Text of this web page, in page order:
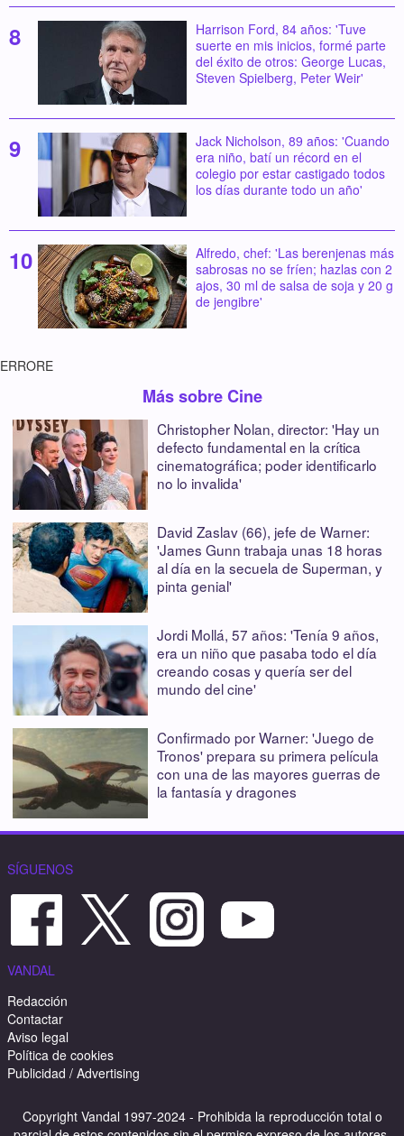
Harrison Ford, 84 años: 'Tuve
suerte en mis inicios, formé parte
del éxito de otros: George Lucas,
Steven Spielberg, Peter Weir'
Jack Nicholson, 89 años: 'Cuando
era niño, batí un récord en el
colegio por estar castigado todos
los días durante todo un año'
Alfredo, chef: 'Las berenjenas más
sabrosas no se fríen; hazlas con 2
ajos, 30 ml de salsa de soja y 20 g
de jengibre'
ERRORE
Más sobre Cine
Christopher Nolan, director: 'Hay un
defecto fundamental en la crítica
cinematográfica; poder identificarlo
no lo invalida'
David Zaslav (66), jefe de Warner:
'James Gunn trabaja unas 18 horas
al día en la secuela de Superman, y
pinta genial'
Jordi Mollá, 57 años: 'Tenía 9 años,
era un niño que pasaba todo el día
creando cosas y quería ser del
mundo del cine'
Confirmado por Warner: 'Juego de
Tronos' prepara su primera película
con una de las mayores guerras de
la fantasía y dragones
SÍGUENOS
VANDAL
Redacción
Contactar
Aviso legal
Política de cookies
Publicidad / Advertising
Copyright Vandal 1997-2024 - Prohibida la reproducción total o